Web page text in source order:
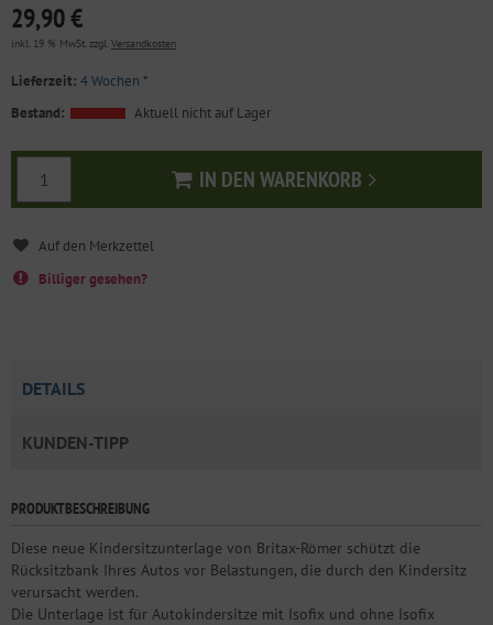
29,90 €
inkl. 19 % MwSt. zzgl. Versandkosten
Lieferzeit: 4 Wochen *
Bestand:
Aktuell nicht auf Lager
IN DEN WARENKORB
In den Warenkorb
Billiger gesehen?
DETAILS
KUNDEN-TIPP
PRODUKTBESCHREIBUNG
Diese neue Kindersitzunterlage von Britax-Römer schützt die
Rücksitzbank Ihres Autos vor Belastungen, die durch den Kindersitz
verursacht werden.
Die Unterlage ist für Autokindersitze mit Isofix und ohne Isofix